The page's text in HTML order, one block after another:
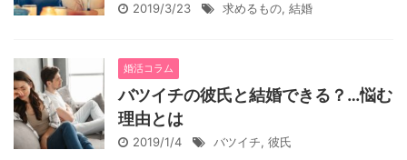
2019/3/23 求めるもの, 結婚
婚活コラム
バツイチの彼氏と結婚できる？…悩む
理由とは
2019/1/4 バツイチ, 彼氏